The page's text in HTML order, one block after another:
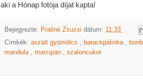
aki a Hónap fotója díjat kapta!
Bejegyezte: Praliné Zsuzsi dátum: 11:33
Címkék: aszalt gyümölcs , barackpálinka ,
mandula , marcipán , szaloncukor